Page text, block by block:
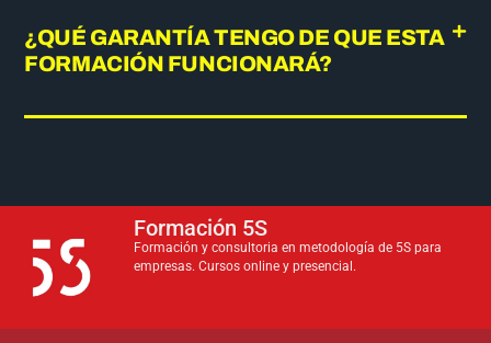
¿QUÉ GARANTÍA TENGO DE QUE ESTA
FORMACIÓN FUNCIONARÁ?
Formación 5S
Formación y consultoria en metodología de 5S para
empresas. Cursos online y presencial.